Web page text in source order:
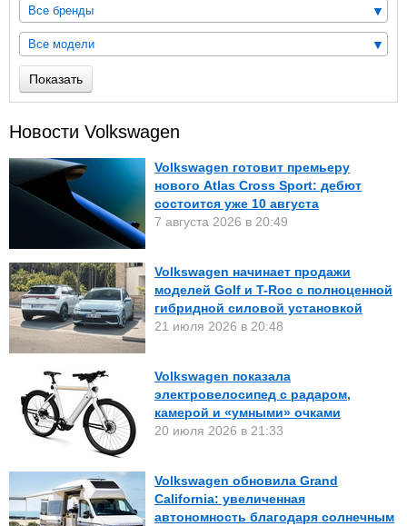
Все бренды
Все модели
Показать
Новости Volkswagen
Volkswagen готовит премьеру
нового Atlas Cross Sport: дебют
состоится уже 10 августа
7 августа 2026 в 20:49
Volkswagen начинает продажи
моделей Golf и T-Roc с полноценной
гибридной силовой установкой
21 июля 2026 в 20:48
Volkswagen показала
электровелосипед с радаром,
камерой и «умными» очками
20 июля 2026 в 21:33
Volkswagen обновила Grand
California: увеличенная
автономность благодаря солнечным